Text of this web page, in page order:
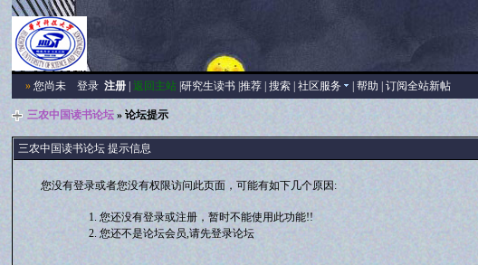
» 您尚未登录 注册 |返回主站 |研究生读书 |推荐 |搜索 |社区服务 |帮助 |订阅全站新帖
三农中国读书论坛 » 论坛提示
三农中国读书论坛 提示信息
您没有登录或者您没有权限访问此页面，可能有如下几个原因:
您还没有登录或注册，暂时不能使用此功能!!
您还不是论坛会员,请先登录论坛